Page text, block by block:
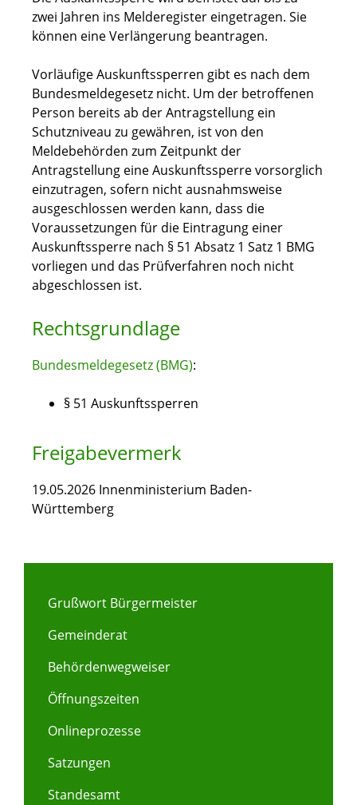
zwei Jahren ins Melderegister eingetragen. Sie
können eine Verlängerung beantragen.
Vorläufige Auskunftssperren gibt es nach dem
Bundesmeldegesetz nicht. Um der betroffenen
Person bereits ab der Antragstellung ein
Schutzniveau zu gewähren, ist von den
Meldebehörden zum Zeitpunkt der
Antragstellung eine Auskunftssperre vorsorglich
einzutragen, sofern nicht ausnahmsweise
ausgeschlossen werden kann, dass die
Voraussetzungen für die Eintragung einer
Auskunftssperre nach § 51 Absatz 1 Satz 1 BMG
vorliegen und das Prüfverfahren noch nicht
abgeschlossen ist.
Rechtsgrundlage
Bundesmeldegesetz (BMG):
§ 51 Auskunftssperren
Freigabevermerk
19.05.2026 Innenministerium Baden-
Württemberg
Grußwort Bürgermeister
Gemeinderat
Behördenwegweiser
Öffnungszeiten
Onlineprozesse
Satzungen
Standesamt